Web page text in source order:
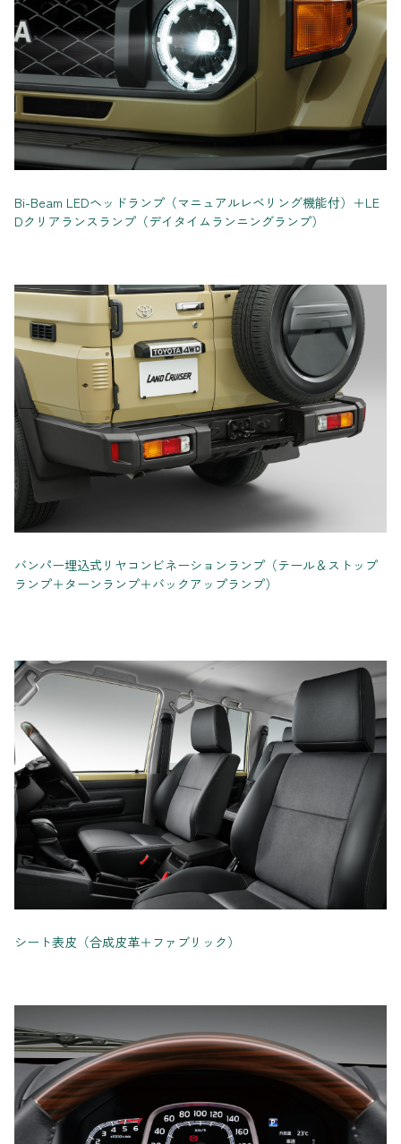
Bi-Beam LEDヘッドランプ（マニュアルレベリング機能付）＋LE
Dクリアランスランプ（デイタイムランニングランプ）
バンパー埋込式リヤコンビネーションランプ（テール＆ストップ
ランプ＋ターンランプ＋バックアップランプ）
シート表皮（合成皮革＋ファブリック）